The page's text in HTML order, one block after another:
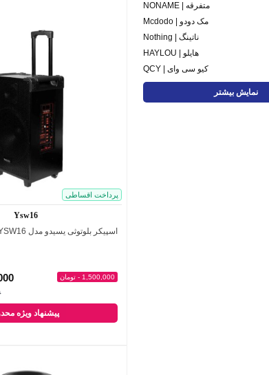
متفرقه | NONAME
مک دودو | Mcdodo
ناتینگ | Nothing
هایلو | HAYLOU
کیو سی وای | QCY
نمایش بیشتر
پرداخت اقساطی
اضافه به
Ysw16
اسپیکر بلوتوثی یسیدو مدل YSW16
1,500,000 - تومان
پیشنهاد ویژه